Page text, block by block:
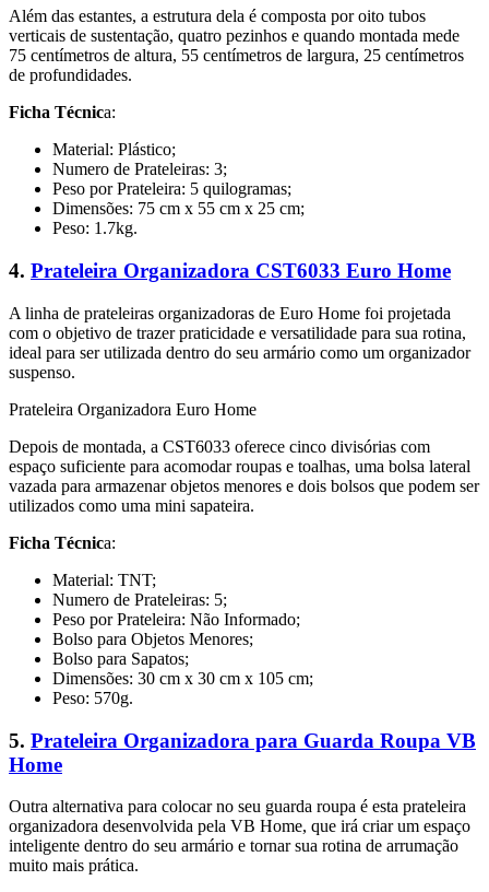
Além das estantes, a estrutura dela é composta por oito tubos
verticais de sustentação, quatro pezinhos e quando montada mede
75 centímetros de altura, 55 centímetros de largura, 25 centímetros
de profundidades.
Ficha Técnica:
Material: Plástico;
Numero de Prateleiras: 3;
Peso por Prateleira: 5 quilogramas;
Dimensões: 75 cm x 55 cm x 25 cm;
Peso: 1.7kg.
4. Prateleira Organizadora CST6033 Euro Home
A linha de prateleiras organizadoras de Euro Home foi projetada
com o objetivo de trazer praticidade e versatilidade para sua rotina,
ideal para ser utilizada dentro do seu armário como um organizador
suspenso.
Prateleira Organizadora Euro Home
Depois de montada, a CST6033 oferece cinco divisórias com
espaço suficiente para acomodar roupas e toalhas, uma bolsa lateral
vazada para armazenar objetos menores e dois bolsos que podem ser
utilizados como uma mini sapateira.
Ficha Técnica:
Material: TNT;
Numero de Prateleiras: 5;
Peso por Prateleira: Não Informado;
Bolso para Objetos Menores;
Bolso para Sapatos;
Dimensões: 30 cm x 30 cm x 105 cm;
Peso: 570g.
5. Prateleira Organizadora para Guarda Roupa VB
Home
Outra alternativa para colocar no seu guarda roupa é esta prateleira
organizadora desenvolvida pela VB Home, que irá criar um espaço
inteligente dentro do seu armário e tornar sua rotina de arrumação
muito mais prática.